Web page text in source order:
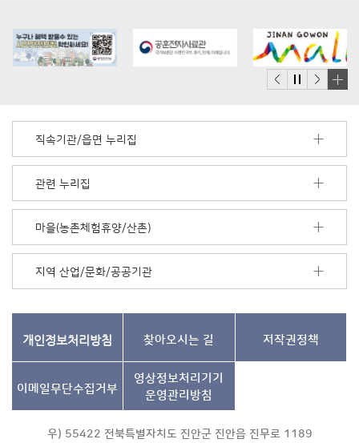
더
기
직속기관/읍면 누리집
관련 누리집
마을(농촌체험휴양/산촌)
지역 산업/문화/공공기관
개인정보처리방침 찾아오시는 길 저작권정책
이메일무단수집거부
영상정보처리기기
운영관리방침
우) 55422 전북특별자치도 진안군 진안읍 진무로 1189